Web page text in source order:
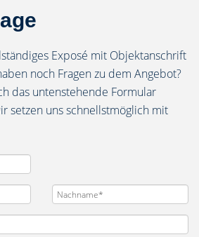
Exposé mit Objektanschrift
noch Fragen zu dem Angebot?
das untenstehende Formular
setzen uns schnellstmöglich mit